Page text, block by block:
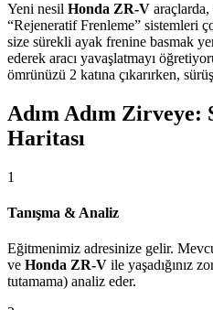
Yeni nesil Honda ZR-V
“Rejeneratif Frenleme” sistemleri
size sürekli ayak frenine basmak
ederek aracı yavaşlatmayı
ömrünüzü 2 katına çıkarırken,
Adım Adım Zirveye:
Haritası
1
Tanışma & Analiz
Eğitmenimiz adresinize gelir.
ve Honda ZR-V ile yaşadığınız
tutamama) analiz eder.